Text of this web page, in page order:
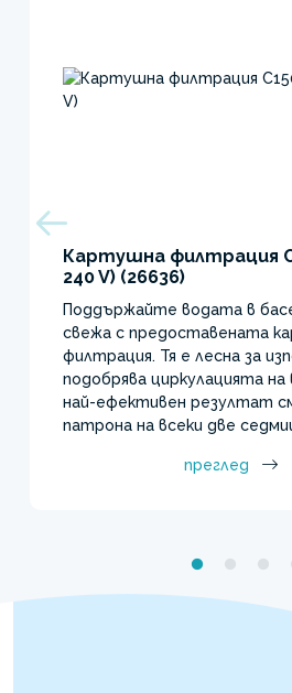
Картушна филтрация
240 V) (26636)
Поддържайте водата в
свежа с предоставената
филтрация. Тя е лесна за
подобрява циркулацията на
най-ефективен резултат
патрона на всеки две
преглед